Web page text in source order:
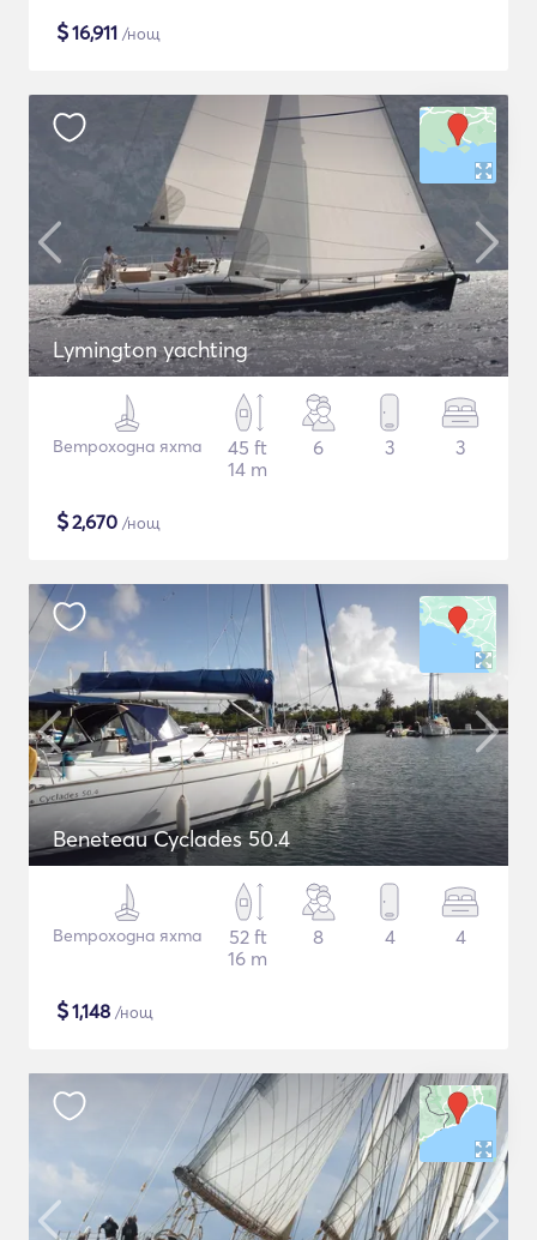
$16,911 /нощ
Lymington yachting
Ветроходна яхта
45 ft
14 m
6 3 3
$2,670 /нощ
Beneteau Cyclades 50.4
Ветроходна яхта
52 ft
16 m
8 4 4
$1,148 /нощ